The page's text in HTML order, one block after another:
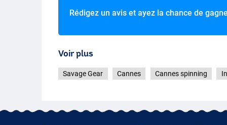
Rédigez un avis et ayez la chance de
Voir plus
Savage Gear Cannes Cannes spinning